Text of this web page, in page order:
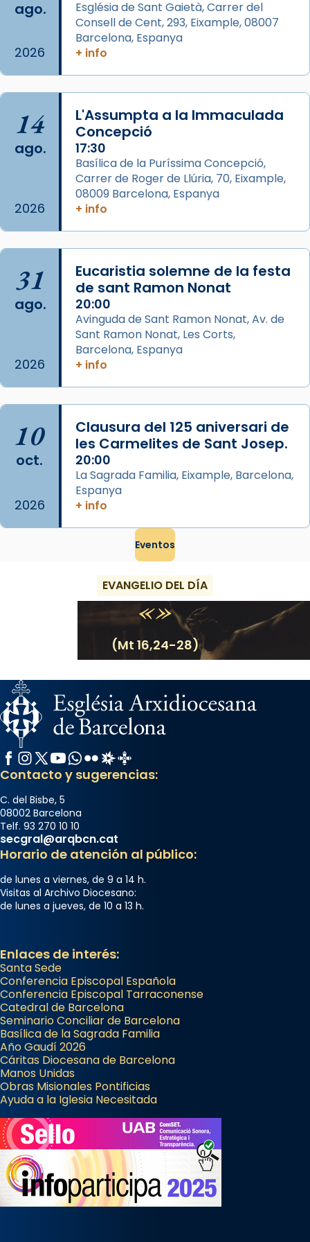
Aquest dilluns, 27 de juliol, ha tingut lloc la
missa d’acció de gràcies en agraïment al
comitè organitzador de la visita apostòlica
L’arquebisbe de Barcelona, el cardenal Joan
Josep Omella, ha presidit la missa i l’ha
concelebrat el bisbe auxiliar de Barcelona,
Mons. David Abadías.
📸 Dr. G. Simón
Foto
Arquebisbat de Barcelona
2 weeks ago
Memòria de les santes Juliana i
Semproniana, verges i màrtirs.
Acompanyant la història de sant Cugat, a
partir de l’Edat Mitjana sorgeix la tradició
frare Joan Gaspar Roig, afirma en una obra
que les santes són filles de l’antiga Iluro.
Mataró en reivindicarà les relíq
Foto
View on Facebook · Share
ago.
2026
Església de Sant Gaietà, Carrer del
Consell de Cent, 293, Eixample, 08007
Barcelona, Espanya
+ info
14
ago.
2026
L'Assumpta a la Immaculada
Concepció
17:30
Basílica de la Puríssima Concepció,
Carrer de Roger de Llúria, 70, Eixample,
08009 Barcelona, Espanya
+ info
31
ago.
2026
Eucaristia solemne de la festa
de sant Ramon Nonat
20:00
Avinguda de Sant Ramon Nonat, Av. de
Sant Ramon Nonat, Les Corts,
Barcelona, Espanya
+ info
10
oct.
2026
Clausura del 125 aniversari de
les Carmelites de Sant Josep.
20:00
La Sagrada Familia, Eixample, Barcelona,
Espanya
+ info
Eventos
EVANGELIO DEL DÍA
(Mt 16,24-28)
Facebook
Instagram
X / Twitter
YouTube
WhatsApp
FlickrRadio Estel
Catalunya Cristiana
Contacto y sugerencias:
C. del Bisbe, 5
08002 Barcelona
Telf. 93 270 10 10
secgral@arqbcn.cat
Horario de atención al público:
de lunes a viernes, de 9 a 14 h.
Visitas al Archivo Diocesano:
de lunes a jueves, de 10 a 13 h.
Enlaces de interés:
Santa Sede
Conferencia Episcopal Española
Conferencia Episcopal Tarraconense
Catedral de Barcelona
Seminario Conciliar de Barcelona
Basílica de la Sagrada Familia
Año Gaudí 2026
Cáritas Diocesana de Barcelona
Manos Unidas
Obras Misionales Pontificias
Ayuda a la Iglesia Necesitada